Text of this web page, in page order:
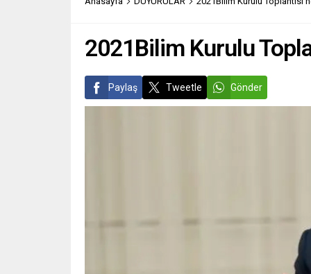
2021Bilim Kurulu
Paylaş Tweetle Gönder